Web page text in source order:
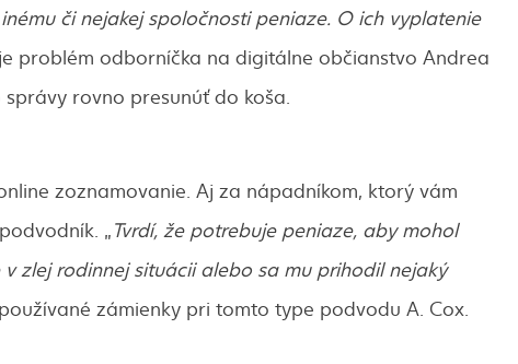
či nejakej spoločnosti peniaze. O ich vyplatenie
problém odborníčka na digitálne občianstvo Andrea
rovno presunúť do koša.
zoznamovanie. Aj za nápadníkom, ktorý vám
„Tvrdí, že potrebuje peniaze, aby mohol
zlej rodinnej situácii alebo sa mu prihodil nejaký
zámienky pri tomto type podvodu A. Cox.